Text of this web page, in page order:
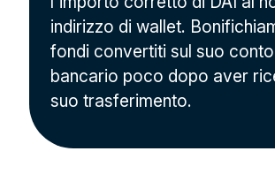
indirizzo di wallet.
fondi convertiti sul suo conto
bancario poco dopo aver
suo trasferimento.